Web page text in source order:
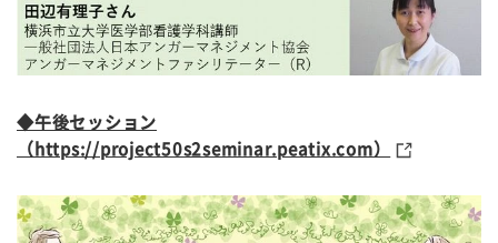
◆午後セッション
（https://project50s2seminar.peatix.com）